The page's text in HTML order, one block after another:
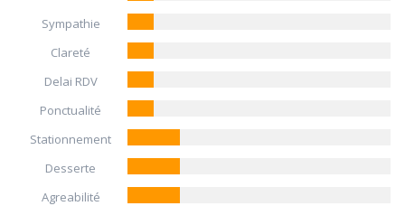
Sympathie
Clareté
Delai RDV
Ponctualité
Stationnement
Desserte
Agreabilité